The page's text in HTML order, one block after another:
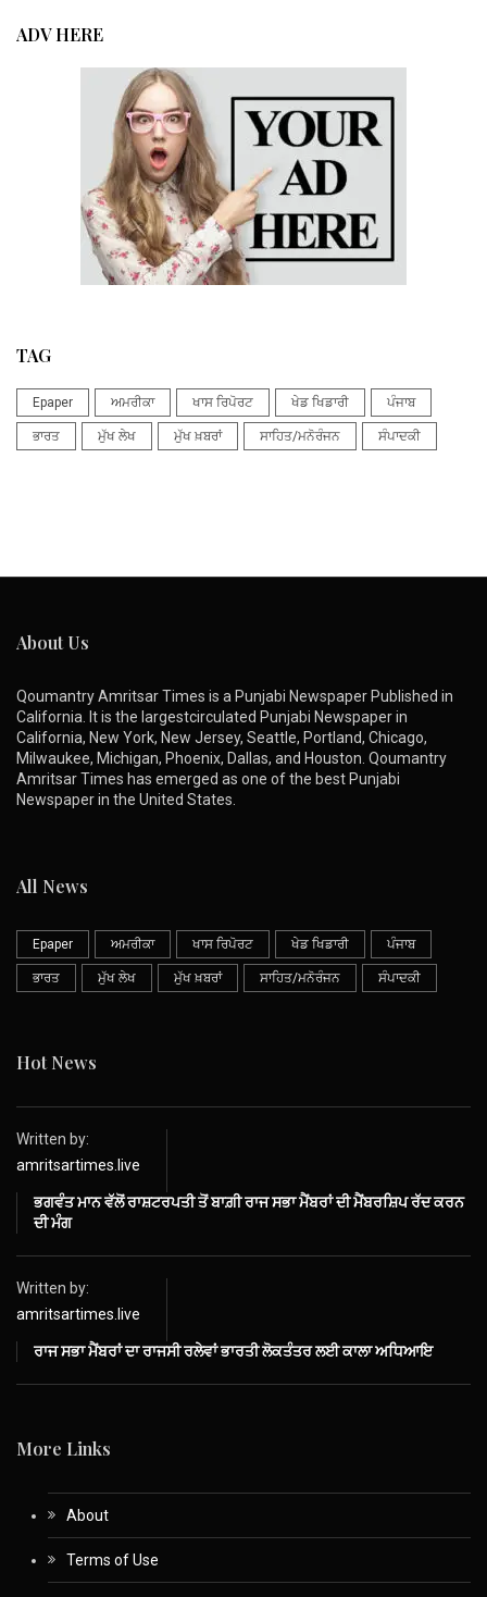
ADV HERE
TAG
Epaper ਅਮਰੀਕਾ ਖਾਸ ਰਿਪੋਰਟ ਖੇਡ ਖਿਡਾਰੀ ਪੰਜਾਬ
ਭਾਰਤ ਮੁੱਖ ਲੇਖ ਮੁੱਖ ਖ਼ਬਰਾਂ ਸਾਹਿਤ/ਮਨੋਰੰਜਨ ਸੰਪਾਦਕੀ
About Us
Qoumantry Amritsar Times is a Punjabi Newspaper Published in
California. It is the largestcirculated Punjabi Newspaper in
California, New York, New Jersey, Seattle, Portland, Chicago,
Milwaukee, Michigan, Phoenix, Dallas, and Houston. Qoumantry
Amritsar Times has emerged as one of the best Punjabi
Newspaper in the United States.
All News
Epaper ਅਮਰੀਕਾ ਖਾਸ ਰਿਪੋਰਟ ਖੇਡ ਖਿਡਾਰੀ ਪੰਜਾਬ
ਭਾਰਤ ਮੁੱਖ ਲੇਖ ਮੁੱਖ ਖ਼ਬਰਾਂ ਸਾਹਿਤ/ਮਨੋਰੰਜਨ ਸੰਪਾਦਕੀ
Hot News
Written by:
amritsartimes.live
ਭਗਵੰਤ ਮਾਨ ਵੱਲੋਂ ਰਾਸ਼ਟਰਪਤੀ ਤੋਂ ਬਾਗ਼ੀ ਰਾਜ ਸਭਾ ਮੈਂਬਰਾਂ ਦੀ ਮੈਂਬਰਸ਼ਿਪ ਰੱਦ ਕਰਨ
ਦੀ ਮੰਗ
Written by:
amritsartimes.live
ਰਾਜ ਸਭਾ ਮੈਂਬਰਾਂ ਦਾ ਰਾਜਸੀ ਰਲੇਵਾਂ ਭਾਰਤੀ ਲੋਕਤੰਤਰ ਲਈ ਕਾਲਾ ਅਧਿਆਇ
More Links
About
Terms of Use